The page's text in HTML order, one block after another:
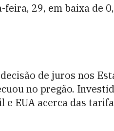
29, em baixa de
de juros nos
no pregão.
EUA acerca das